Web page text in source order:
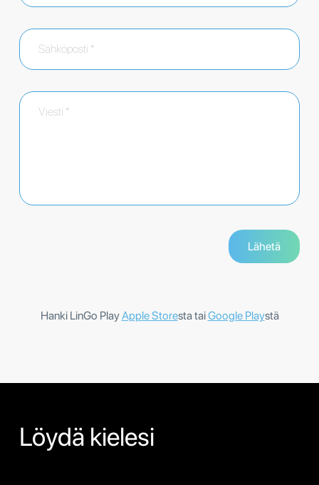
Hanki LinGo PlayApple Storesta taiGoogle Playstä
Löydä kielesi